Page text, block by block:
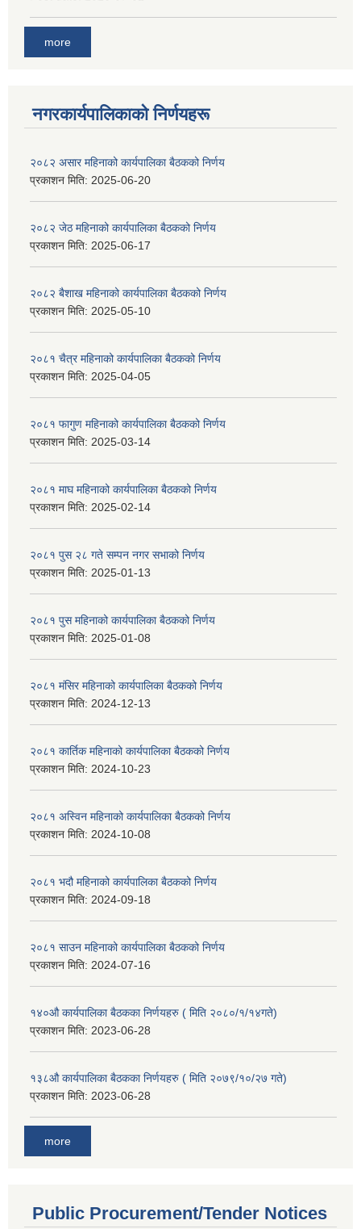
more
नगरकार्यपालिकाकाे निर्णयहरू
२०८२ असार महिनाको कार्यपालिका बैठकको निर्णय
प्रकाशन मिति: 2025-06-20
२०८२ जेठ महिनाको कार्यपालिका बैठकको निर्णय
प्रकाशन मिति: 2025-06-17
२०८२ बैशाख महिनाको कार्यपालिका बैठकको निर्णय
प्रकाशन मिति: 2025-05-10
२०८१ चैत्र महिनाको कार्यपालिका बैठकको निर्णय
प्रकाशन मिति: 2025-04-05
२०८१ फागुण महिनाको कार्यपालिका बैठकको निर्णय
प्रकाशन मिति: 2025-03-14
२०८१ माघ महिनाको कार्यपालिका बैठकको निर्णय
प्रकाशन मिति: 2025-02-14
२०८१ पुस २८ गते सम्प‍न नगर सभाको निर्णय
प्रकाशन मिति: 2025-01-13
२०८१ पुस महिनाको कार्यपालिका बैठकको निर्णय
प्रकाशन मिति: 2025-01-08
२०८१ मंसिर महिनाको कार्यपालिका बैठकको निर्णय
प्रकाशन मिति: 2024-12-13
२०८१ कार्तिक महिनाको कार्यपालिका बैठकको निर्णय
प्रकाशन मिति: 2024-10-23
२०८१ अस्विन महिनाको कार्यपालिका बैठकको निर्णय
प्रकाशन मिति: 2024-10-08
२०८१ भदौ महिनाको कार्यपालिका बैठकको निर्णय
प्रकाशन मिति: 2024-09-18
२०८१ साउन महिनाको कार्यपालिका बैठकको निर्णय
प्रकाशन मिति: 2024-07-16
१४०औ कार्यपालिका बैठकका निर्णयहरु ( मिति २०८०/१/१४गते)
प्रकाशन मिति: 2023-06-28
१३८औ कार्यपालिका बैठकका निर्णयहरु ( मिति २०७९/१०/२७ गते)
प्रकाशन मिति: 2023-06-28
more
Public Procurement/Tender Notices